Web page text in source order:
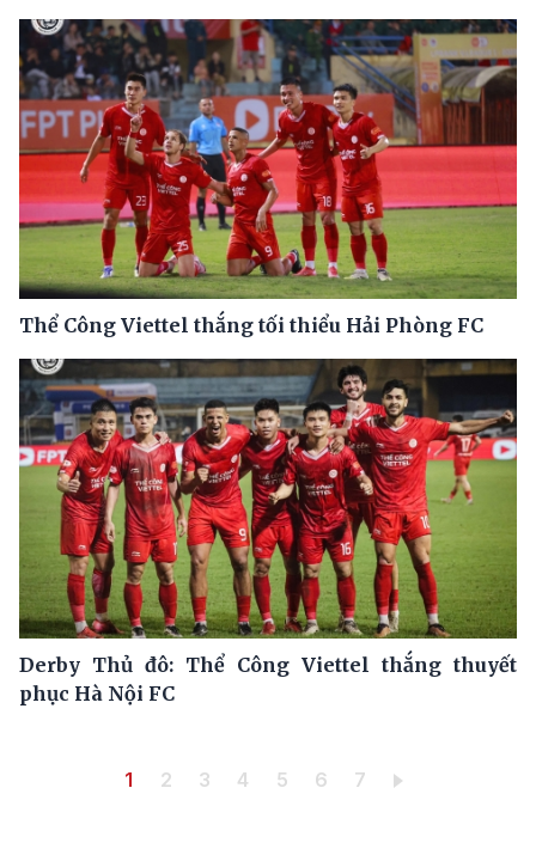
Thể Công Viettel thắng tối thiểu Hải Phòng FC
Derby Thủ đô: Thể Công Viettel thắng thuyết
phục Hà Nội FC
PaginationTrang hiện thời
1 Trang
2 Trang
3 Trang
4 Trang
5 Trang
6 Trang
7